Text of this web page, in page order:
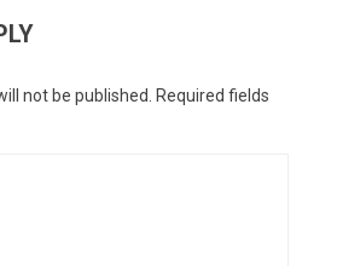
not be published. Required fields